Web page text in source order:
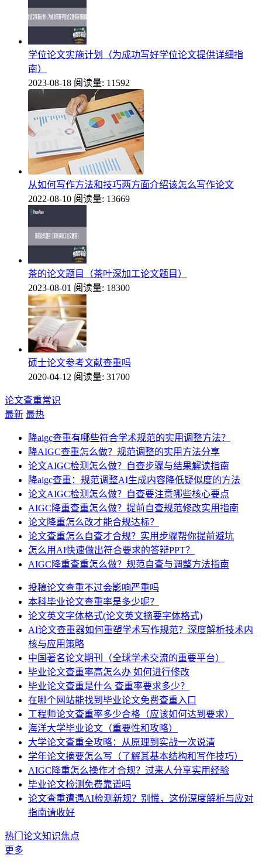
学位论文实施计划（为成功写好学位论文提供详细指
南）
2023-08-18 阅读量: 11592
从如何写作方法和技巧两方面介绍该怎么写作论文
2022-08-10 阅读量: 13669
茶的论文题目（茶叶深加工论文题目）
2023-08-01 阅读量: 18300
硕士论文参考文献查重吗
2020-04-12 阅读量: 31700
论文查重常识
最新 最热
降aigc查重有哪些符合学术规范的实用调整方法？
降AIGC查重怎么做？规范调整的实用方法分享
论文AIGC检测怎么做？自查步骤与结果解读指南
降aigc查重：规范调整AI生成内容降低疑似度的方法
论文AIGC检测怎么做？自查要注意哪些核心要点
AIGC降重查重怎么做？提前自查规范修改实用指南
论文降重怎么改才能合规达标？
论文查重怎么自查才合规？实用步骤帮你提前避坑
怎么用AI快速做出符合要求的答辩PPT？
AIGC降重查重怎么做？规范自查与调整方法指南
投稿论文查重不过会影响严重吗
本科毕业论文查重率是多少呢？
论文英文字体格式(论文英文摘要字体格式)
AI论文查重器如何重塑学术写作规范？深度解析技术内
核与应用策略
中国著名论文期刊（全球学术交流的重要平台）
毕业论文查重率高怎么办 如何进行修改
毕业论文查重是什么 查重率要求多少？
在哪个网站能找到毕业论文免费查重入口
工程师论文查重率多少合格（应该如何达到要求）
海洋大学毕业论文（重要性和攻略）
大学论文查重全攻略：从原理到实战一次说清
学年论文摘要怎么写（了解其基本结构和写作技巧）
AIGC降重怎么操作才合规？过来人分享实用经验
毕业论文检测免费靠谱吗
论文查重遭遇AI检测新规？别慌，这份深度解析与应对
指南请收好
热门论文知识焦点
更多